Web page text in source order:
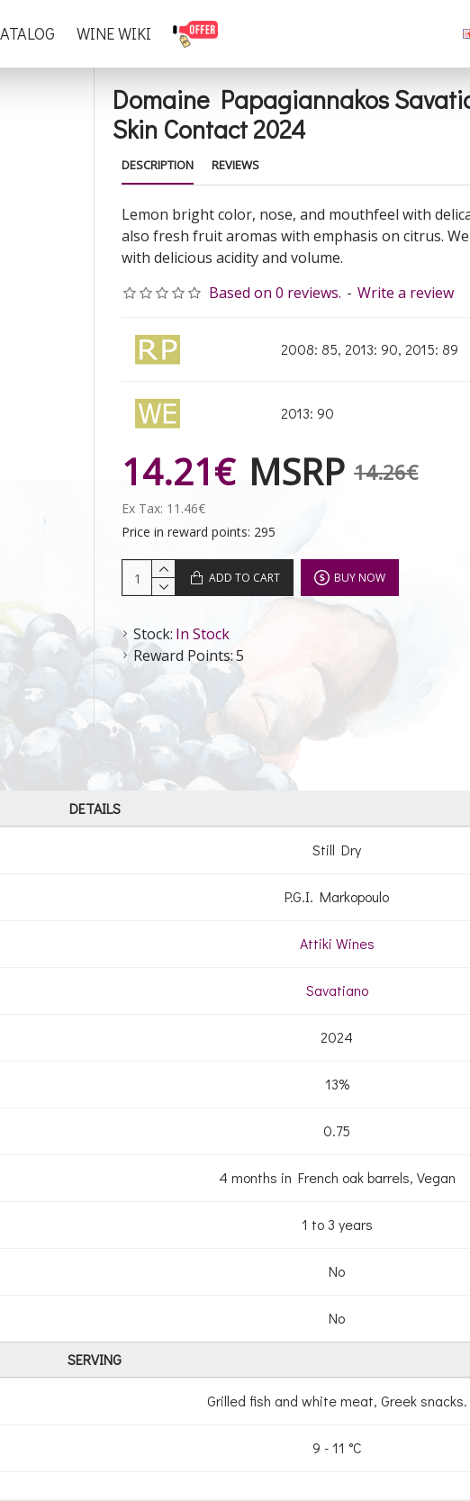
WINE WIKI
Savatiano Vareli (Barrel) Skin Contact 2024
Domaine Papagiannakos
Skin Contact 2024
DESCRIPTION REVIEWS
Lemon bright color, nose, and mouthfeel with
also fresh fruit aromas with emphasis on citrus.
with delicious acidity and volume.
Stock: In Stock
Reward Points:5
Based on 0 reviews. - Write a review
2008: 85, 2013: 90, 2015: 89
2013: 90
MSRP 14.26€
14.21€
Ex Tax: 11.46€
Price in reward points: 295
ADD TO CART BUY NOW
DETAILS
Still Dry
P.G.I. Markopoulo
Attiki Wines
Savatiano
2024
13%
0.75
4 months in French oak barrels, Vegan
1 to 3 years
No
No
SERVING
Grilled fish and white meat, Greek snacks.
9 - 11 °C